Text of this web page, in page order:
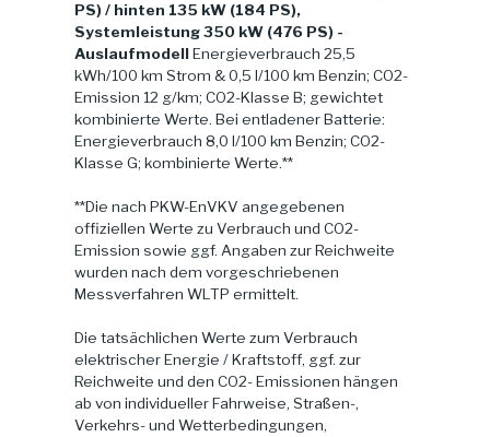
PS) / hinten 135 kW (184 PS),
Systemleistung 350 kW (476 PS) -
AuslaufmodellEnergieverbrauch 25,5
kWh/100 km Strom & 0,5 l/100 km Benzin; CO2-
Emission 12 g/km; CO2-Klasse B; gewichtet
kombinierte Werte. Bei entladener Batterie:
Energieverbrauch 8,0 l/100 km Benzin; CO2-
Klasse G; kombinierte Werte.**
**Die nach PKW-EnVKV angegebenen
offiziellen Werte zu Verbrauch und CO2-
Emission sowie ggf. Angaben zur Reichweite
wurden nach dem vorgeschriebenen
Messverfahren WLTP ermittelt.
Die tatsächlichen Werte zum Verbrauch
elektrischer Energie / Kraftstoff, ggf. zur
Reichweite und den CO2- Emissionen hängen
ab von individueller Fahrweise, Straßen-,
Verkehrs- und Wetterbedingungen,